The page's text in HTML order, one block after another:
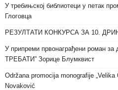
У требињској библиотеци у петак
Глоговца
РЕЗУЛТАТИ КОНКУРСА ЗА 10.
У припреми првонаграђени роман
ТРЕБАТИ” Зорице Блумквист
Održana promocija monografije
Novaković